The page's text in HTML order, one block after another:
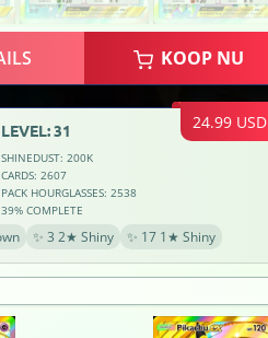
KOOP NU
24.99 USD
LEVEL: 31
SHINEDUST: 200K
CARDS: 2607
PACK HOURGLASSES: 2538
39% COMPLETE
✨ 3 2★ Shiny ✨ 17 1★ Shiny